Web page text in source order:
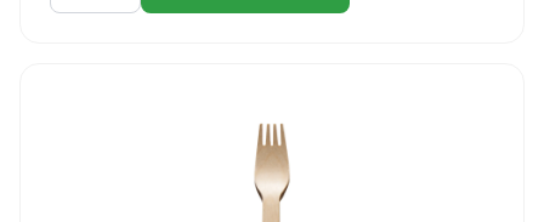
drewnianych